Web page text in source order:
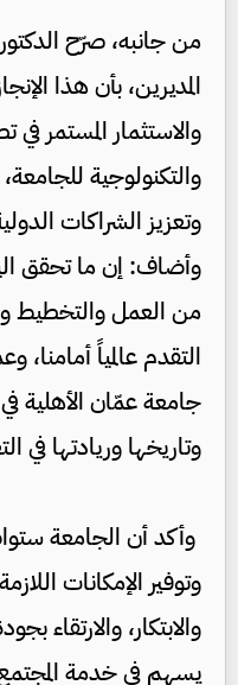
من جانبه، صرّح
المديرين، بأن هذا
والاستثمار المستمر في
والتكنولوجية
وتعزيز الشراكات
وأضاف: إن ما تحقق
من العمل والتخطيط
التقدم عالمياً
جامعة عمّان الأهلية
وتاريخها وريادتها في
وأكد أن الجامعة
وتوفير الإمكانات
والابتكار، والارتقاء
يسهم في خدمة المجتمع